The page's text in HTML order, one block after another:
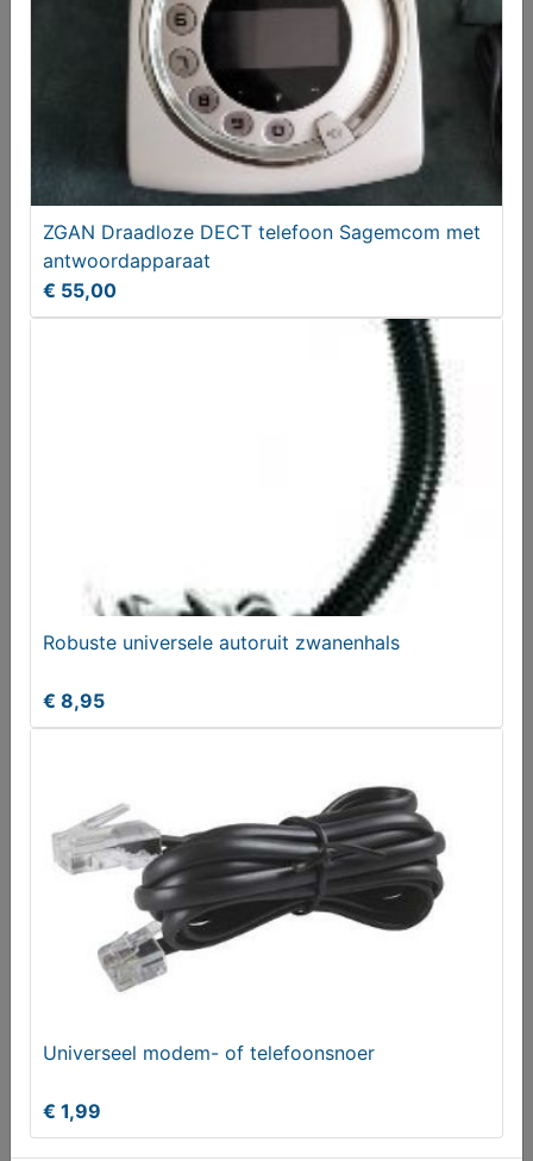
ZGAN Draadloze DECT telefoon Sagemcom met
antwoordapparaat
€ 55,00
ZGAN Draadloze DECT telefoon Sagemcom met
antwoordapparaat
€ 55,00
Robuste universele autoruit zwanenhals
€ 8,95
Universeel modem- of telefoonsnoer
€ 1,99